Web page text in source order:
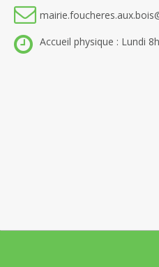
Accueil physique : Lundi